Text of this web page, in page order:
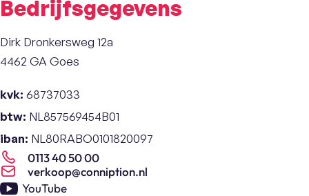
0113 40 50 00
verkoop@conniption.nl
Bedrijfsgegevens
Dirk Dronkersweg 12a
4462 GA Goes
kvk: 68737033
btw: NL857569454B01
iban: NL80RABO0101820097
YouTube